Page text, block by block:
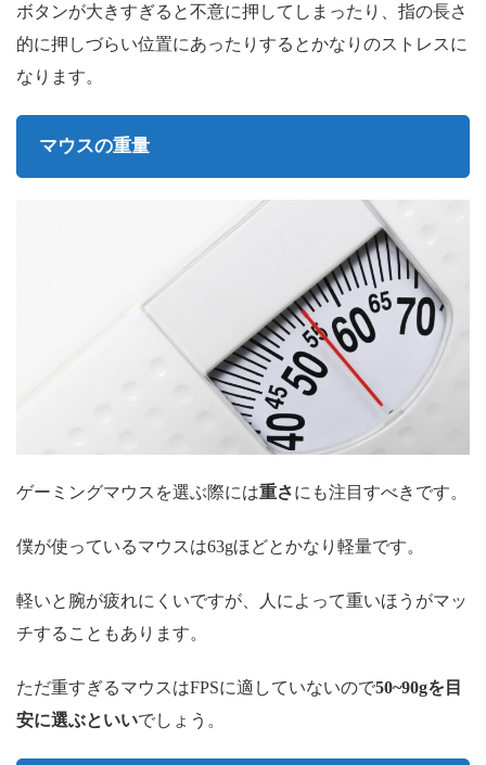
ボタンが大きすぎると不意に押してしまったり、指の長さ
的に押しづらい位置にあったりするとかなりのストレスに
なります。
マウスの重量
ゲーミングマウスを選ぶ際には重さにも注目すべきです。
僕が使っているマウスは63gほどとかなり軽量です。
軽いと腕が疲れにくいですが、人によって重いほうがマッ
チすることもあります。
ただ重すぎるマウスはFPSに適していないので50~90gを目
安に選ぶといいでしょう。